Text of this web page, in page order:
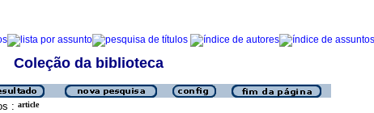
Coleção da biblioteca
: article